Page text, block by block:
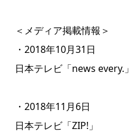
＜メディア掲載情報＞
・2018年10月31日
日本テレビ「news every.」
・2018年11月6日
日本テレビ「ZIP!」